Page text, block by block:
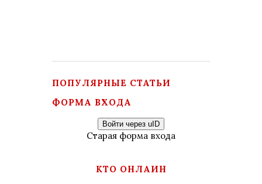
ПОПУЛЯРНЫЕ СТАТЬИ
ФОРМА ВХОДА
Войти через uID
Старая форма входа
КТО ОНЛАЙН